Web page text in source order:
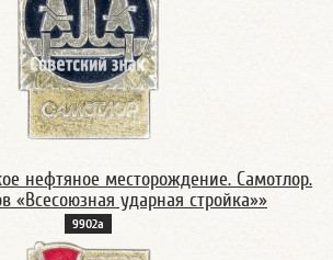
нефтяное месторождение. Самотлор.
«Всесоюзная ударная стройка»»
9902а